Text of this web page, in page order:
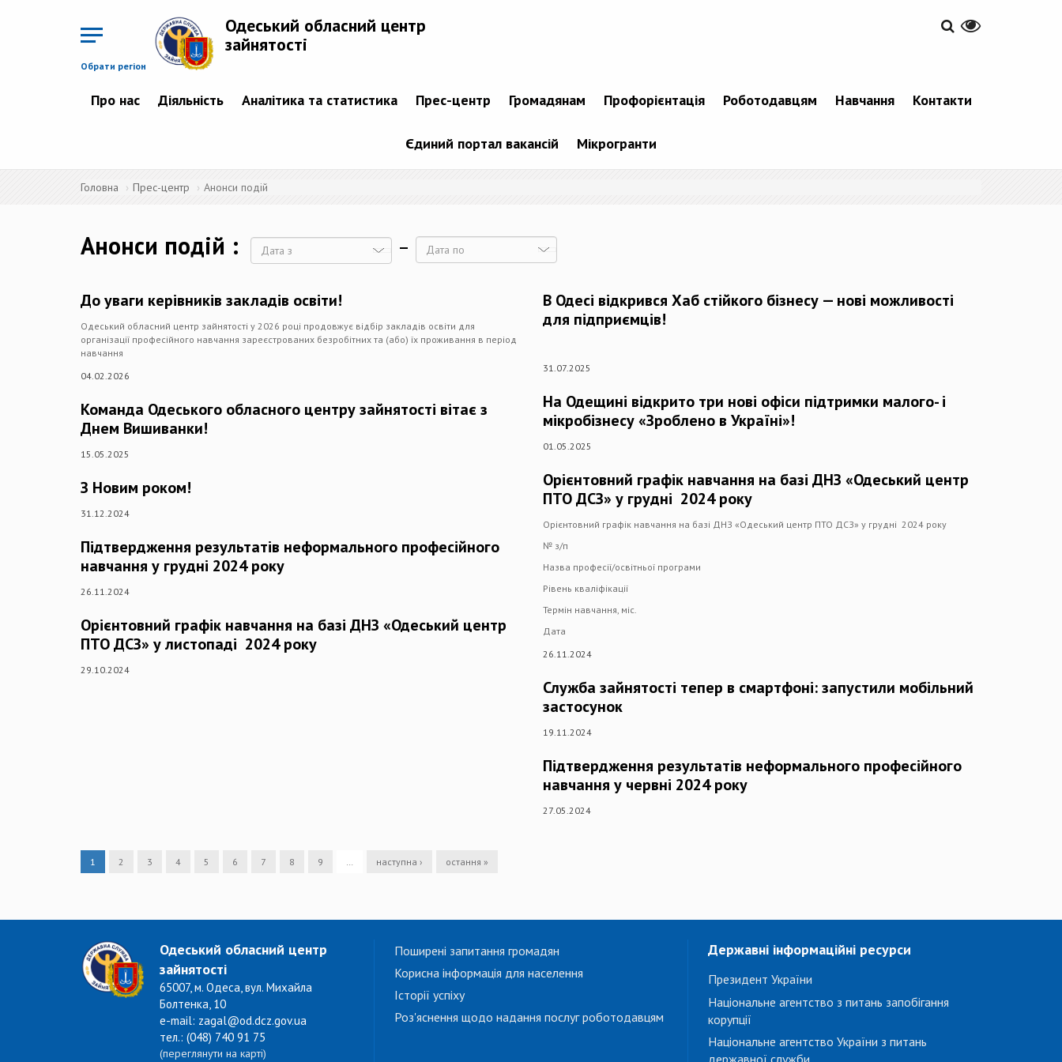
Обрати регіон
Одеський обласний центр
зайнятості
Про нас Діяльність Аналітика та статистика Прес-центр Громадянам Профорієнтація Роботодавцям Навчання Контакти
Єдиний портал вакансій Мікрогранти
Головна Прес-центр Анонси подій
Анонси подій
До уваги керівників закладів освіти!
Одеський обласний центр зайнятості у 2026 році продовжує відбір закладів освіти для
організації професійного навчання зареєстрованих безробітних та (або) їх проживання в період
навчання
04.02.2026
Команда Одеського обласного центру зайнятості вітає з
Днем Вишиванки!
15.05.2025
З Новим роком!
31.12.2024
Підтвердження результатів неформального професійного
навчання у грудні 2024 року
26.11.2024
Орієнтовний графік навчання на базі ДНЗ «Одеський центр
ПТО ДСЗ» у листопаді 2024 року
29.10.2024
В Одесі відкрився Хаб стійкого бізнесу — нові можливості
для підприємців!
31.07.2025
На Одещині відкрито три нові офіси підтримки малого- і
мікробізнесу «Зроблено в Україні»!
01.05.2025
Орієнтовний графік навчання на базі ДНЗ «Одеський центр
ПТО ДСЗ» у грудні 2024 року
Орієнтовний графік навчання на базі ДНЗ «Одеський центр ПТО ДСЗ» у грудні 2024 року
№ з/п
Назва професії/освітньої програми
Рівень кваліфікації
Термін навчання, міс.
Дата
26.11.2024
Служба зайнятості тепер в смартфоні: запустили мобільний
застосунок
19.11.2024
Підтвердження результатів неформального професійного
навчання у червні 2024 року
27.05.2024
1 2 3 4 5 6 7 8 9 … наступна › остання »
Одеський обласний центр
зайнятості
65007, м. Одеса, вул. Михайла
Болтенка, 10
e-mail: zagal@od.dcz.gov.ua
тел.: (048) 740 91 75
(переглянути на карті)
Поширені запитання громадян
Корисна інформація для населення
Історії успіху
Роз'яснення щодо надання послуг роботодавцям
Державні інформаційні ресурси
Президент України
Національне агентство з питань запобігання
корупції
Національне агентство України з питань